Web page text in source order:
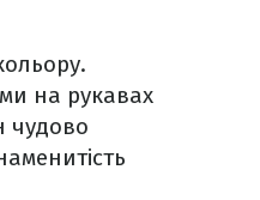
на рукавах
чудово